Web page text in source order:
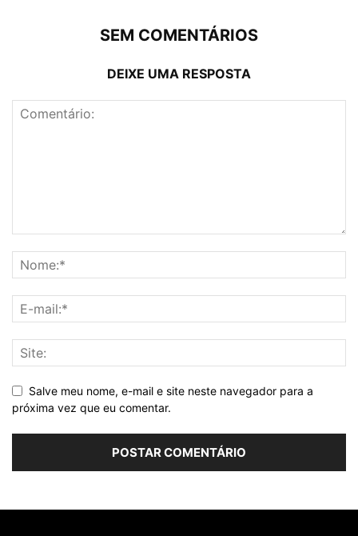
SEM COMENTÁRIOS
DEIXE UMA RESPOSTA
Salve meu nome, e-mail e site neste navegador para a
próxima vez que eu comentar.